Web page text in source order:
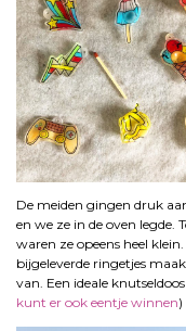
De meiden gingen druk
en we ze in de oven
waren ze opeens heel
bijgeleverde ringetjes
van. Een ideale
kunt er ook eentje winnen)